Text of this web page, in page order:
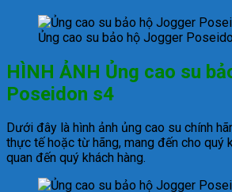
Ủng cao su bảo hộ Jogger
HÌNH ẢNH Ủng cao su
Poseidon s4
Dưới đây là hình ảnh ủng cao su chính
thực tế hoặc từ hãng, mang đến cho quý
quan đến quý khách hàng.